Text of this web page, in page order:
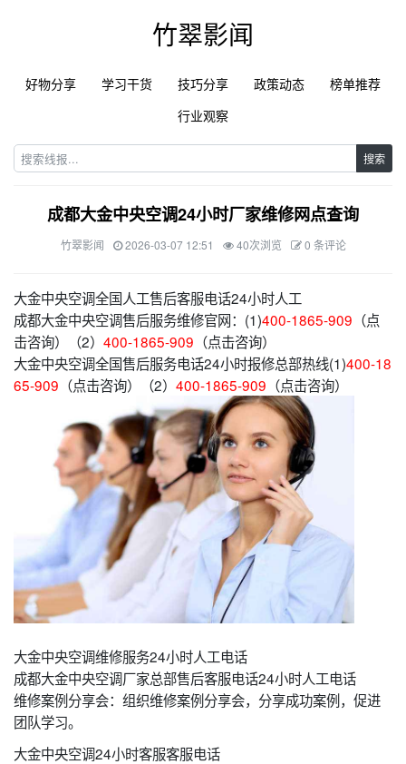
竹翠影闻
好物分享 学习干货 技巧分享 政策动态
榜单推荐
行业观察
搜索
成都大金中央空调24小时厂家维修网点查询
竹翠影闻 2026-03-07 12:51 40次浏览 0 条评论
大金中央空调全国人工售后客服电话24小时人工
成都大金中央空调售后服务维修官网：(1)400-1865-909 （点
击咨询）（2） 400-1865-909 （点击咨询）
大金中央空调全国售后服务电话24小时报修总部热线(1)400-18
65-909 （点击咨询）（2） 400-1865-909 （点击咨询）
大金中央空调维修服务24小时人工电话
成都大金中央空调厂家总部售后客服电话24小时人工电话
维修案例分享会：组织维修案例分享会，分享成功案例，促进
团队学习。
大金中央空调24小时客服客服电话